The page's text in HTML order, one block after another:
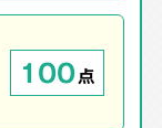
100点